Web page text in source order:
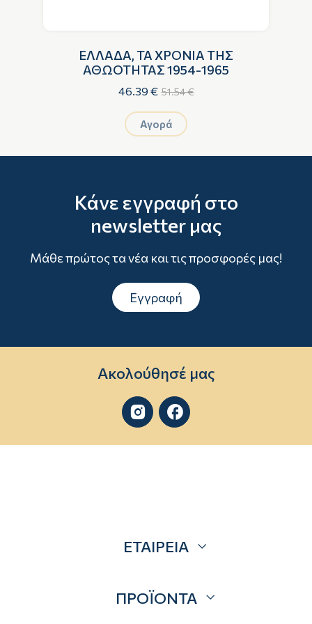
ΕΛΛΑΔΑ, ΤΑ ΧΡΟΝΙΑ ΤΗΣ
ΑΘΩΟΤΗΤΑΣ 1954-1965
46.39 € 51.54 €
Αγορά
Κάνε εγγραφή στο
newsletter μας
Μάθε πρώτος τα νέα και τις προσφορές μας!
Εγγραφή
Ακολούθησέ μας
 
ΕΤΑΙΡΕΙΑ
Επικοινωνία
ΠΡΟΪΟΝΤΑ